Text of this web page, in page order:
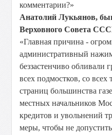
комментарии?»
Анатолий Лукьянов,
Верховного Совета
«Главная причина -
административный
беззастенчиво обливали
всех подмостков, со
страниц большинства
местных начальников
кредитов и увольнений
меры, чтобы не